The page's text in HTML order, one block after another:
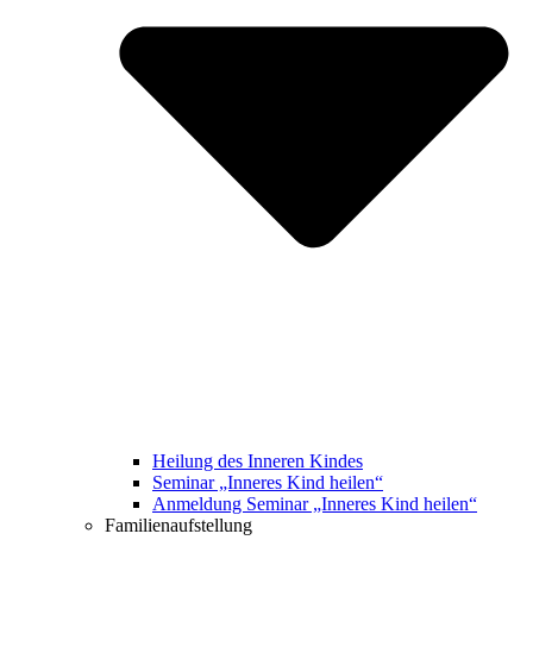
Heilung des Inneren Kindes
Seminar „Inneres Kind heilen“
Anmeldung Seminar „Inneres Kind heilen“
Familienaufstellung